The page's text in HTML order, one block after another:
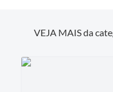
VEJA MAIS da